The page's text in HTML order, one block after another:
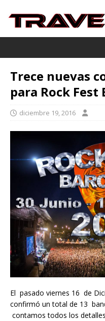
Trece nuevas
para Rock Fest
diciembre 19, 2016
El pasado viernes 16 de
confirmó un total de 13
contamos todos los detalles